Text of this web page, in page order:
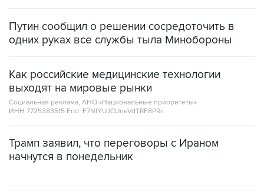
Путин сообщил о решении сосредоточить в
одних руках все службы тыла Минобороны
Как российские медицинские технологии
выходят на мировые рынки
Социальная реклама, АНО «Национальные приоритеты».
ИНН 7725383515 Erid: F7NfYUJCUneVdTRF8PRs
Трамп заявил, что переговоры с Ираном
начнутся в понедельник